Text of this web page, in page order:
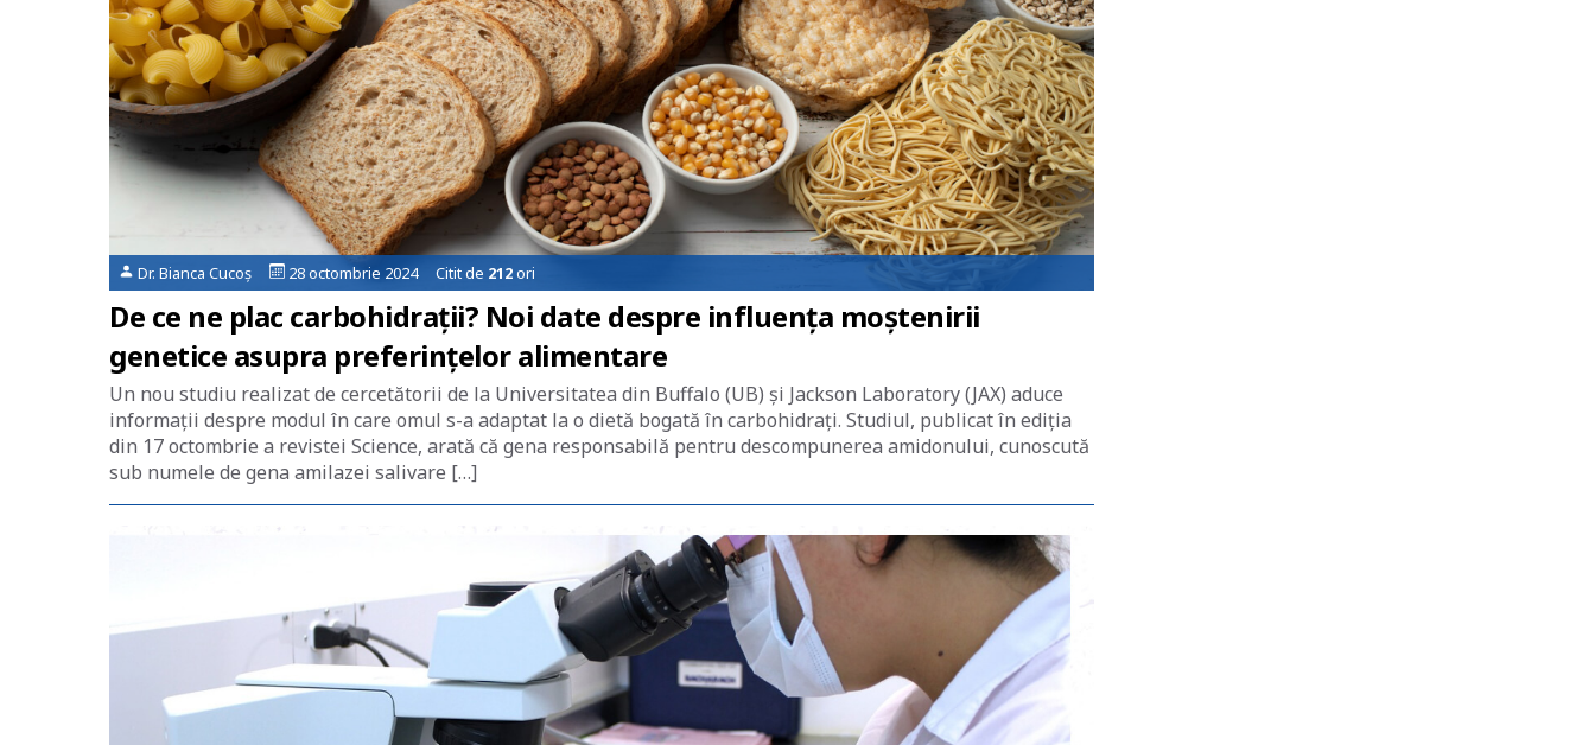
Dr. Bianca Cucoș 28 octombrie 2024 Citit de 212ori
De ce ne plac carbohidrații? Noi date despre influența moștenirii
genetice asupra preferințelor alimentare
Un nou studiu realizat de cercetătorii de la Universitatea din Buffalo (UB) și Jackson Laboratory (JAX) aduce
informații despre modul în care omul s-a adaptat la o dietă bogată în carbohidrați. Studiul, publicat în ediția
din 17 octombrie a revistei Science, arată că gena responsabilă pentru descompunerea amidonului, cunoscută
sub numele de gena amilazei salivare […]